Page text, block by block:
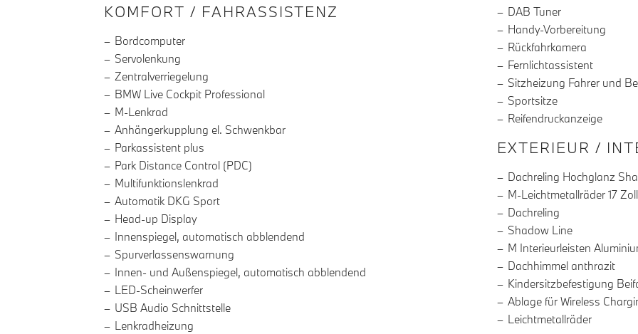
INFORMATIONEN ÜBER DIE AUSSTATTUNG
KOMFORT / FAHRASSISTENZ
Bordcomputer
Servolenkung
Zentralverriegelung
BMW Live Cockpit Professional
M-Lenkrad
Anhängerkupplung el. Schwenkbar
Parkassistent plus
Park Distance Control (PDC)
Multifunktionslenkrad
Automatik DKG Sport
Head-up Display
Innenspiegel, automatisch abblendend
Spurverlassenswarnung
Innen- und Außenspiegel, automatisch abblendend
LED-Scheinwerfer
USB Audio Schnittstelle
Lenkradheizung
DAB Tuner
Handy-Vorbereitung
Rückfahrkamera
Fernlichtassistent
Sitzheizung Fahrer und
Sportsitze
Reifendruckanzeige
EXTERIEUR /
Dachreling Hochglanz
M-Leichtmetallräder 17
Dachreling
Shadow Line
M Interieurleisten
Dachhimmel anthrazit
Kindersitzbefestigung
Ablage für Wireless
Leichtmetallräder